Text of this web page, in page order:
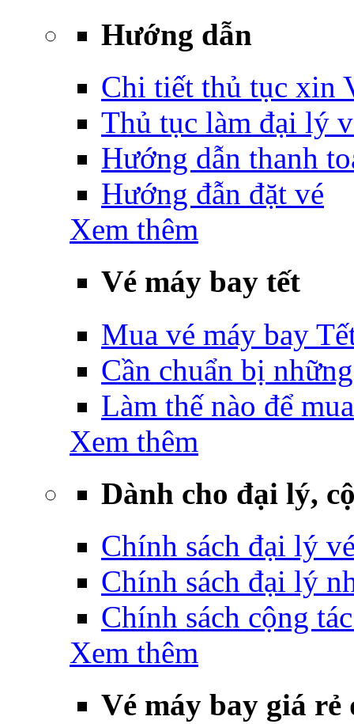
Hướng dẫn
Chi tiết thủ tục xin
Thủ tục làm đại lý
Hướng dẫn thanh
Hướng đẫn đặt vé
Xem thêm
Vé máy bay tết
Mua vé máy bay
Cần chuẩn bị
Làm thế nào để
Xem thêm
Dành cho đại lý,
Chính sách đại lý
Chính sách đại lý
Chính sách cộng
Xem thêm
Vé máy bay giá rẻ